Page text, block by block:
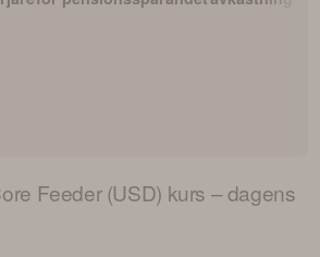
Feeder (USD) kurs – dagens